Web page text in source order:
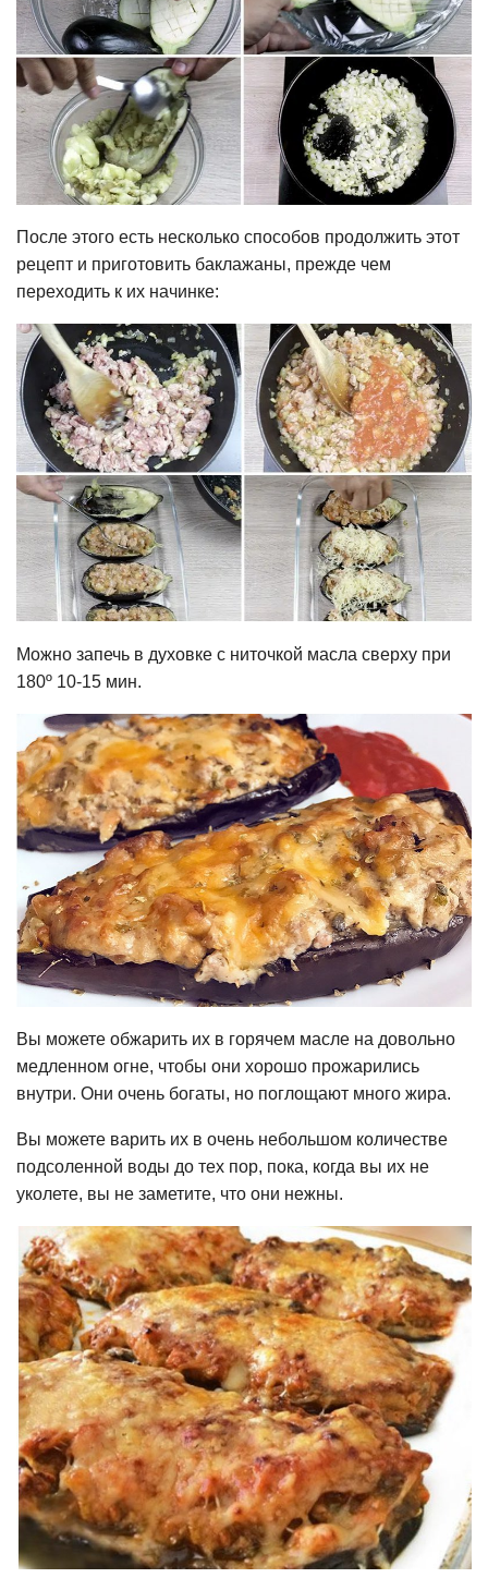
После этого есть несколько способов продолжить этот
рецепт и приготовить баклажаны, прежде чем
переходить к их начинке:
Можно запечь в духовке с ниточкой масла сверху при
180º 10-15 мин.
Вы можете обжарить их в горячем масле на довольно
медленном огне, чтобы они хорошо прожарились
внутри. Они очень богаты, но поглощают много жира.
Вы можете варить их в очень небольшом количестве
подсоленной воды до тех пор, пока, когда вы их не
уколете, вы не заметите, что они нежны.